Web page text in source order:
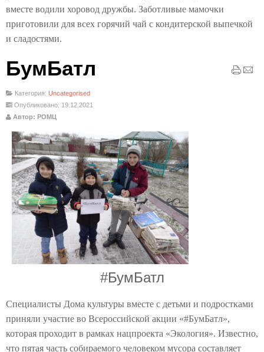
вместе водили хоровод дружбы. Заботливые мамочки
приготовили для всех горячий чай с кондитерской выпечкой
и сладостями.
БумБатл
Категория: Uncategorised
Опубликовано: 19.12.2021
Автор: РОМЦ
#БумБатл
Специалисты Дома культуры вместе с детьми и подростками
приняли участие во Всероссийской акции «#БумБатл»,
которая проходит в рамках нацпроекта «Экология». Известно,
что пятая часть собираемого человеком мусора составляет